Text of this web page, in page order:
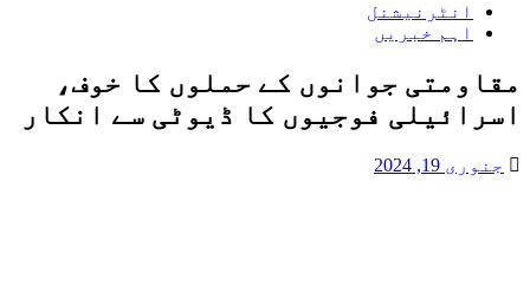
انٹرنیشنل
اہم خبریں
مقاومتی جوانوں کے حملوں کا خوف،
اسرائیلی فوجیوں کا ڈیوٹی سے انکار
جنوری 19, 2024